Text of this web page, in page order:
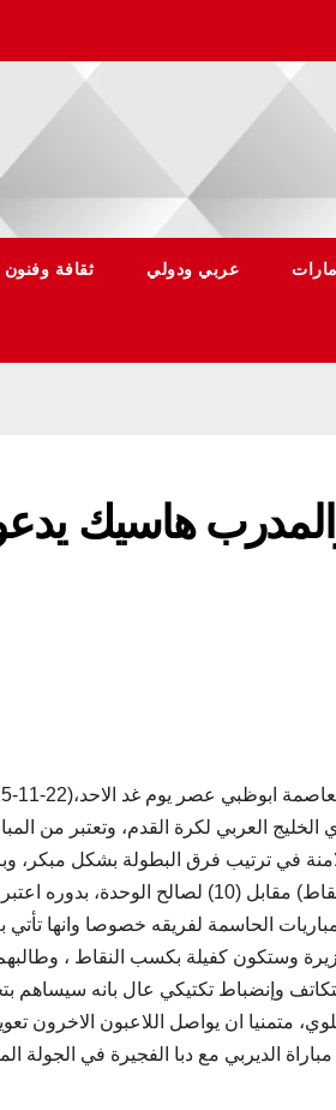
عربي ودولي ثقافة وفنون
هاسيك
العربي لكرة القدم، وتعتبر من
في ترتيب فرق البطولة بشكل مبكر،
لدخول المربع الذهبي، حيث يملك الفجيرة حاليا
الحاسمة لفريقه خصوصا وانها
وستكون كفيلة بكسب النقاط ،
وإنضباط تكتيكي عال بانه سيساهم
متمنيا ان يواصل اللاعبون الاخرون
الديربي مع دبا الفجيرة في الجولة